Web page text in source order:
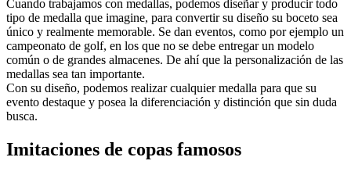
Cuando trabajamos con medallas, podemos diseñar y producir todo
tipo de medalla que imagine, para convertir su diseño su boceto sea
único y realmente memorable. Se dan eventos, como por ejemplo un
campeonato de golf, en los que no se debe entregar un modelo
común o de grandes almacenes. De ahí que la personalización de las
medallas sea tan importante.
Con su diseño, podemos realizar cualquier medalla para que su
evento destaque y posea la diferenciación y distinción que sin duda
busca.
Imitaciones de copas famosos